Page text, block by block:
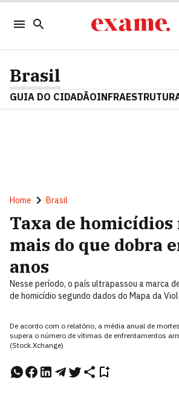
Brasil
GUIA DO CIDADÃO
Home Brasil
Taxa de
mais do que dobra
anos
Nesse período, o país ultrapassou a marca
de homicídio segundo dados do Mapa da
De acordo com o relatório, a média anual de
supera o número de vítimas de enfrentamentos
(Stock.Xchange)